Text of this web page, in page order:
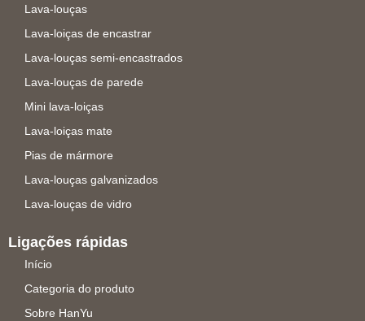
Lava-louças
Lava-loiças de encastrar
Lava-louças semi-encastrados
Lava-louças de parede
Mini lava-loiças
Lava-loiças mate
Pias de mármore
Lava-louças galvanizados
Lava-louças de vidro
Ligações rápidas
Início
Categoria do produto
Sobre HanYu